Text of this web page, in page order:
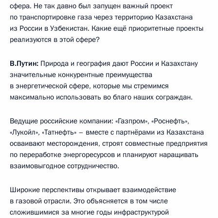
сфера. Не так давно был запущен важный проект
по транспортировке газа через территорию Казахстана
из России в Узбекистан. Какие ещё приоритетные проекты
реализуются в этой сфере?
В.Путин: Природа и география дают России и Казахстану
значительные конкурентные преимущества
в энергетической сфере, которые мы стремимся
максимально использовать во благо наших сограждан.
Ведущие российские компании: «Газпром», «Роснефть»,
«Лукойл», «Татнефть» – вместе с партнёрами из Казахстана
осваивают месторождения, строят совместные предприятия
по переработке энергоресурсов и планируют наращивать
взаимовыгодное сотрудничество.
Широкие перспективы открывает взаимодействие
в газовой отрасли. Это объясняется в том числе
сложившимися за многие годы инфраструктурой